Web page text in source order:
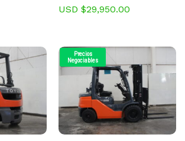
USD $29,950.00
Precios
Negociables